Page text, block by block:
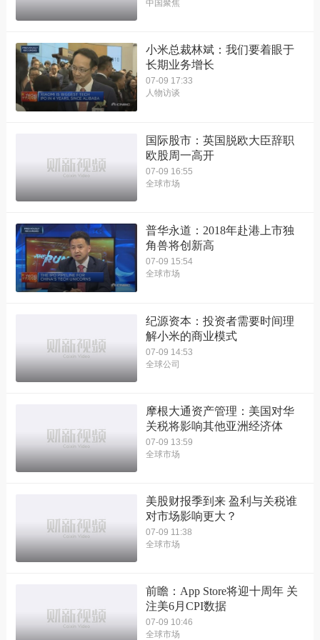
中国聚焦
小米总裁林斌：我们要着眼于
长期业务增长
07-09 17:33
人物访谈
国际股市：英国脱欧大臣辞职
欧股周一高开
07-09 16:55
全球市场
普华永道：2018年赴港上市独
角兽将创新高
07-09 15:54
全球市场
纪源资本：投资者需要时间理
解小米的商业模式
07-09 14:53
全球公司
摩根大通资产管理：美国对华
关税将影响其他亚洲经济体
07-09 13:59
全球市场
美股财报季到来 盈利与关税谁
对市场影响更大？
07-09 11:38
全球市场
前瞻：App Store将迎十周年 关
注美6月CPI数据
07-09 10:46
全球市场